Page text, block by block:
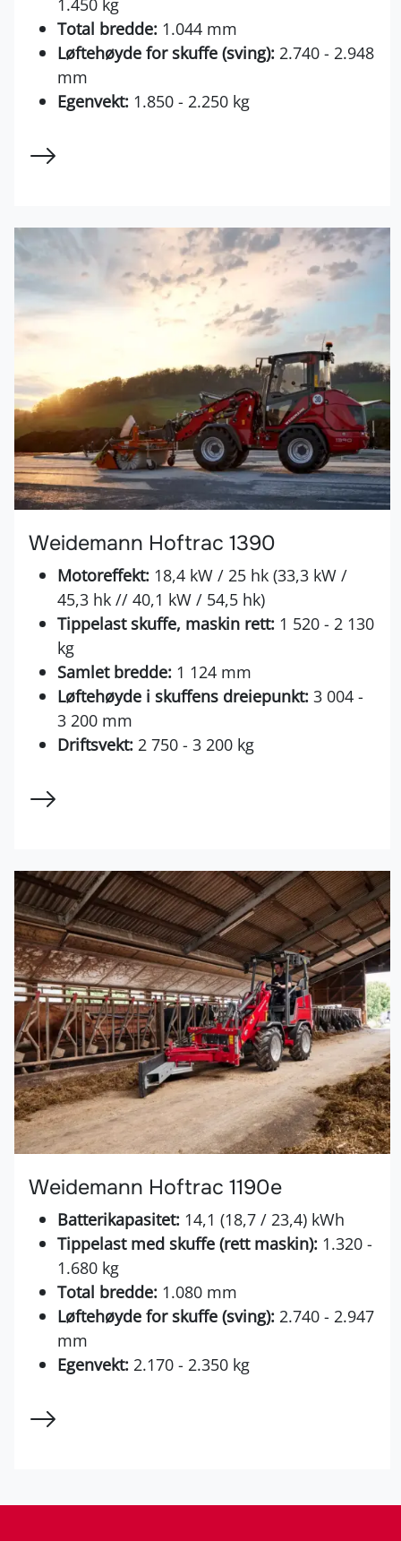
Total bredde: 1.044 mm
Løftehøyde for skuffe (sving): 2.740 - 2.948
mm
Egenvekt: 1.850 - 2.250 kg
Weidemann Hoftrac 1390
Motoreffekt: 18,4 kW / 25 hk (33,3 kW /
45,3 hk // 40,1 kW / 54,5 hk)
Tippelast skuffe, maskin rett: 1 520 - 2 130
kg
Samlet bredde: 1 124 mm
Løftehøyde i skuffens dreiepunkt: 3 004 -
3 200 mm
Driftsvekt: 2 750 - 3 200 kg
Weidemann Hoftrac 1190e
Batterikapasitet: 14,1 (18,7 / 23,4) kWh
Tippelast med skuffe (rett maskin): 1.320 -
1.680 kg
Total bredde: 1.080 mm
Løftehøyde for skuffe (sving): 2.740 - 2.947
mm
Egenvekt: 2.170 - 2.350 kg